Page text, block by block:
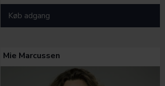
Køb adgang
Mie Marcussen